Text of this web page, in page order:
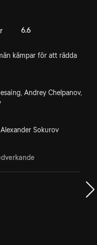
6.6
kämpar för att rädda
Andrey Chelpanov,
Sokurov